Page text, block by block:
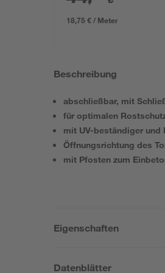
x 4 x 240 cm
18,75 € / Meter
Beschreibung
abschließbar, mit
für optimalen
mit UV-beständiger und
Öffnungsrichtung des
mit Pfosten zum
Eigenschaften
Datenblätter